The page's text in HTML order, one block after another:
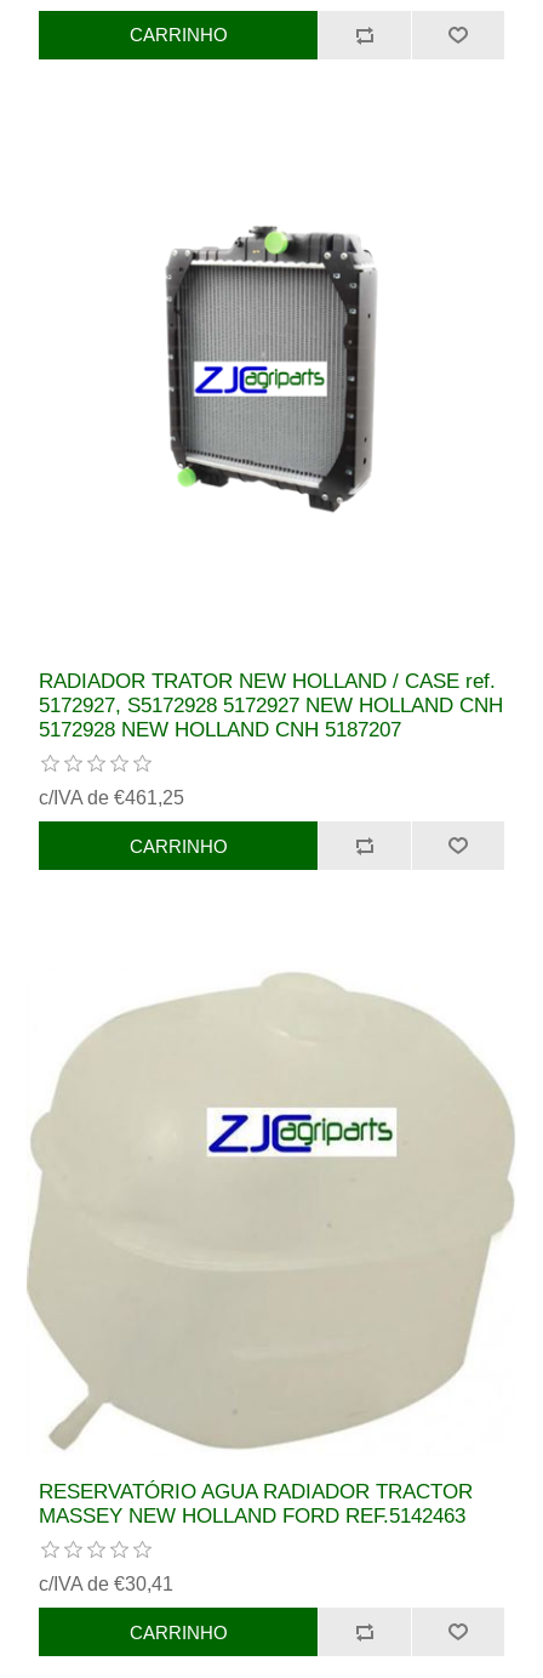
RADIADOR TRATOR NEW HOLLAND / CASE ref.
5172927, S5172928 5172927 NEW HOLLAND CNH
5172928 NEW HOLLAND CNH 5187207
c/IVA de €461,25
RESERVATÓRIO AGUA RADIADOR TRACTOR
MASSEY NEW HOLLAND FORD REF.5142463
c/IVA de €30,41